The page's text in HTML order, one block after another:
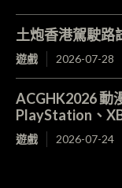
土炮香港駕駛路
遊戲 2026-07-28
ACGHK2026
PlayStation、
遊戲 2026-07-24